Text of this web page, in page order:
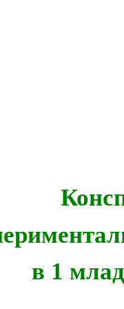
в 1